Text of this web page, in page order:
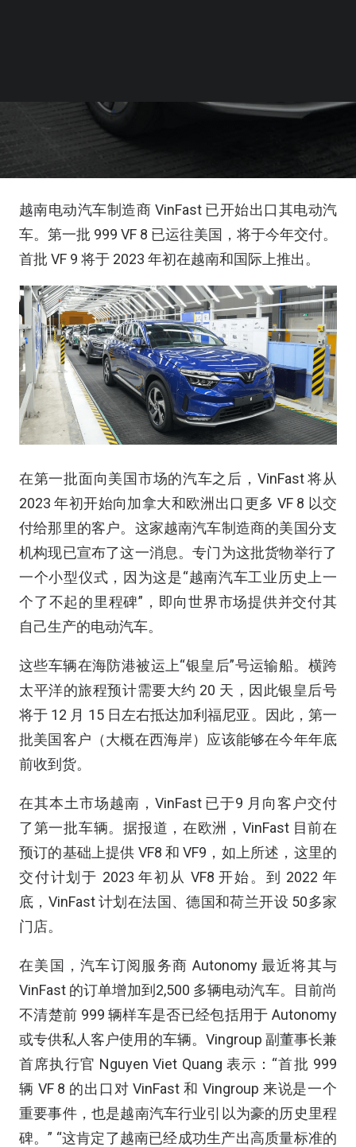
越南电动汽车制造商 VinFast 已开始出口其电动汽
车。第一批 999 VF 8 已运往美国，将于今年交付。
首批 VF 9 将于 2023 年初在越南和国际上推出。
在第一批面向美国市场的汽车之后，VinFast 将从
2023 年初开始向加拿大和欧洲出口更多 VF 8 以交
付给那里的客户。这家越南汽车制造商的美国分支
机构现已宣布了这一消息。专门为这批货物举行了
一个小型仪式，因为这是“越南汽车工业历史上一
个了不起的里程碑”，即向世界市场提供并交付其
自己生产的电动汽车。
这些车辆在海防港被运上“银皇后”号运输船。横跨
太平洋的旅程预计需要大约 20 天，因此银皇后号
将于 12 月 15 日左右抵达加利福尼亚。因此，第一
批美国客户（大概在西海岸）应该能够在今年年底
前收到货。
在其本土市场越南，VinFast 已于9 月向客户交付
了第一批车辆。据报道，在欧洲，VinFast 目前在
预订的基础上提供 VF8 和 VF9，如上所述，这里的
交付计划于 2023 年初从 VF8 开始。到 2022 年
底，VinFast 计划在法国、德国和荷兰开设 50多家
门店。
在美国，汽车订阅服务商 Autonomy 最近将其与
VinFast 的订单增加到2,500 多辆电动汽车。目前尚
不清楚前 999 辆样车是否已经包括用于 Autonomy
或专供私人客户使用的车辆。Vingroup 副董事长兼
首席执行官 Nguyen Viet Quang 表示：“首批 999
辆 VF 8 的出口对 VinFast 和 Vingroup 来说是一个
重要事件，也是越南汽车行业引以为豪的历史里程
碑。” “这肯定了越南已经成功生产出高质量标准的